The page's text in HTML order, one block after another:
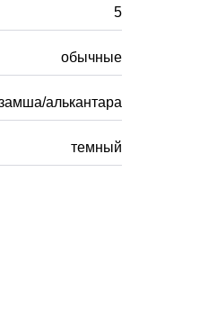
5
обычные
алькантара
темный